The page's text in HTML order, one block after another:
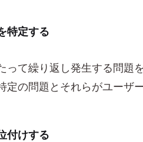
特定する
って繰り返し発生する問題
定の問題とそれらがユーザ
付けする